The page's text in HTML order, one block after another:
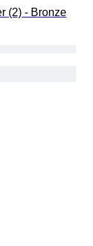
(2) - Bronze